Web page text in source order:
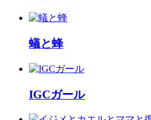
蟻と蜂
IGCガール